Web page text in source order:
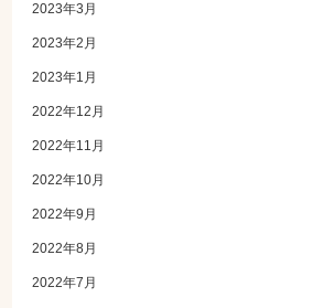
2023年3月
2023年2月
2023年1月
2022年12月
2022年11月
2022年10月
2022年9月
2022年8月
2022年7月